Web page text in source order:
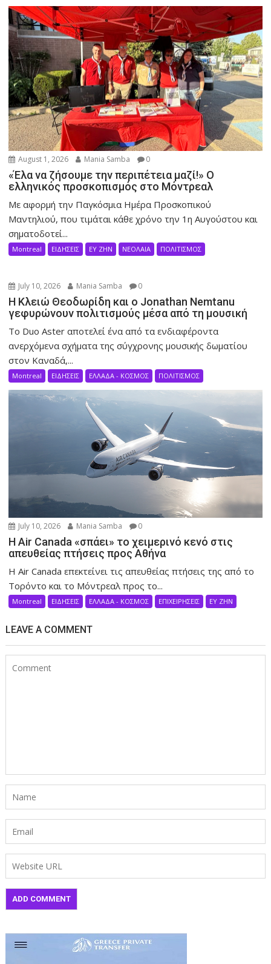
August 1, 2026 Mania Samba 0
«Έλα να ζήσουμε την περιπέτεια μαζί!» Ο
ελληνικός προσκοπισμός στο Μόντρεαλ
Με αφορμή την Παγκόσμια Ημέρα Προσκοπικού
Μαντηλιού, που τιμάται κάθε χρόνο την 1η Αυγούστου και
σηματοδοτεί...
Montreal ΕΙΔΗΣΕΙΣ ΕΥ ΖΗΝ ΝΕΟΛΑΙΑ ΠΟΛΙΤΙΣΜΟΣ
July 10, 2026 Mania Samba 0
Η Κλειώ Θεοδωρίδη και ο Jonathan Nemtanu
γεφυρώνουν πολιτισμούς μέσα από τη μουσική
Το Duo Aster αποτελεί ένα από τα ενδιαφέροντα
ανερχόμενα σχήματα της σύγχρονης μουσικής δωματίου
στον Καναδά,...
Montreal ΕΙΔΗΣΕΙΣ ΕΛΛΑΔΑ - ΚΟΣΜΟΣ ΠΟΛΙΤΙΣΜΟΣ
July 10, 2026 Mania Samba 0
Η Air Canada «σπάει» το χειμερινό κενό στις
απευθείας πτήσεις προς Αθήνα
Η Air Canada επεκτείνει τις απευθείας πτήσεις της από το
Τορόντο και το Μόντρεαλ προς το...
Montreal ΕΙΔΗΣΕΙΣ ΕΛΛΑΔΑ - ΚΟΣΜΟΣ ΕΠΙΧΕΙΡΗΣΕΙΣ ΕΥ ΖΗΝ
LEAVE A COMMENT